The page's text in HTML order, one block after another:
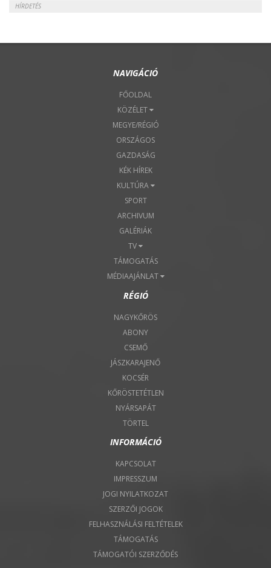
HÍRDETÉS
NAVIGÁCIÓ
FŐOLDAL
KÖZÉLET
MEGYE/RÉGIÓ
ORSZÁGOS
GAZDASÁG
KÉK HÍREK
KULTÚRA
SPORT
ARCHIVUM
GALÉRIÁK
TV
TÁMOGATÁS
MÉDIAAJÁNLAT
RÉGIÓ
NAGYKŐRÖS
ABONY
CSEMŐ
JÁSZKARAJENŐ
KOCSÉR
KŐRÖSTETÉTLEN
NYÁRSAPÁT
TÖRTEL
INFORMÁCIÓ
KAPCSOLAT
IMPRESSZUM
JOGI NYILATKOZAT
SZERZŐI JOGOK
FELHASZNÁLÁSI FELTÉTELEK
TÁMOGATÁS
TÁMOGATÓI SZERZŐDÉS